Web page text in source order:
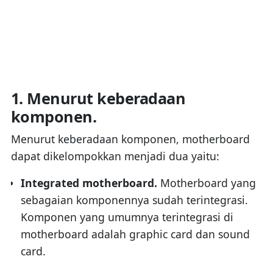
1. Menurut keberadaan
komponen.
Menurut keberadaan komponen, motherboard
dapat dikelompokkan menjadi dua yaitu:
Integrated motherboard. Motherboard yang
sebagaian komponennya sudah terintegrasi.
Komponen yang umumnya terintegrasi di
motherboard adalah graphic card dan sound
card.